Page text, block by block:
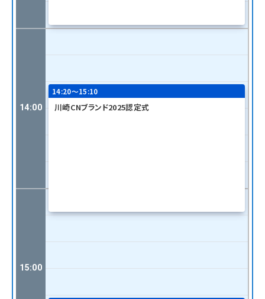
14:00
15:00
14:20〜15:10
川崎CNブランド2025認定式